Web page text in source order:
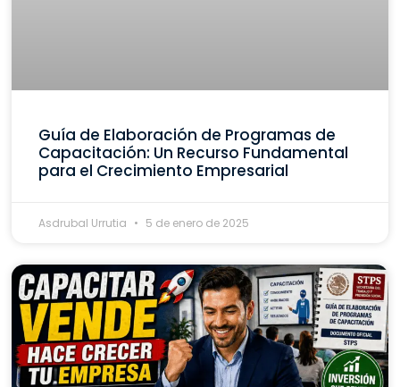
Guía de Elaboración de Programas de
Capacitación: Un Recurso Fundamental
para el Crecimiento Empresarial
Asdrubal Urrutia 5 de enero de 2025